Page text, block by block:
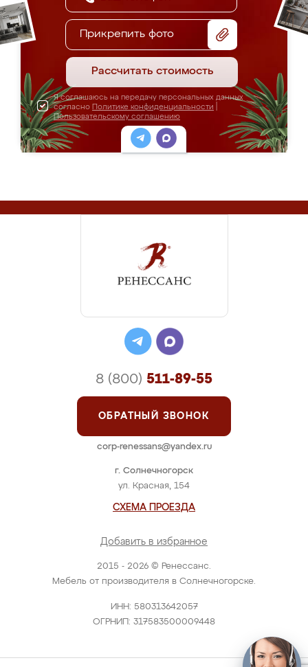
Прикрепить фото
Рассчитать стоимость
Я соглашаюсь на передачу персональных данных
согласно Политике конфиденциальности
Пользовательскому соглашению
2015 - 2026 © Ренессанс.
Мебель от производителя в Солнечногорске.
ИНН: 580313642057
ОГРНИП: 317583500009448
г. Солнечногорск
ул. Красная, 154
СХЕМА ПРОЕЗДА
Добавить в избранное
8 (800) 511-89-55
ОБРАТНЫЙ ЗВОНОК
corp-renessans@yandex.ru